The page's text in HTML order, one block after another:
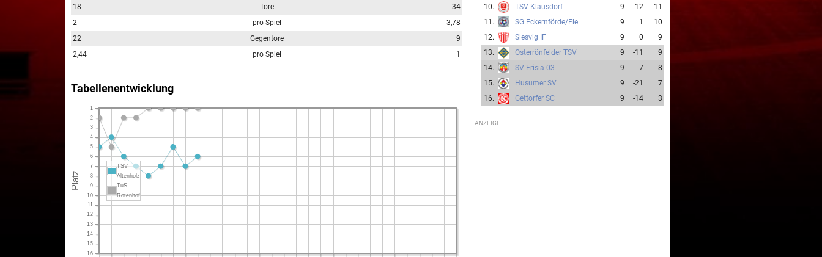
18
Tore
34
2
pro Spiel
3,78
22
Gegentore
9
2,44
pro Spiel 1
Tabellenentwicklung
16
15
14
13
12
11
10
9
8
7
6
5
4
3
2
1
TSV
Altenholz
TuS
Rotenhof
10.
TSV Klausdorf 9 12
11
11.
SG Eckernförde/Fle 9 1
10
12.
Slesvig IF 9 0
9
13.
Osterrönfelder TSV 9 -11
9
14.
SV Frisia 03 9 -7
8
15.
Husumer SV 9 -21
7
16.
Gettorfer SC 9 -14 3